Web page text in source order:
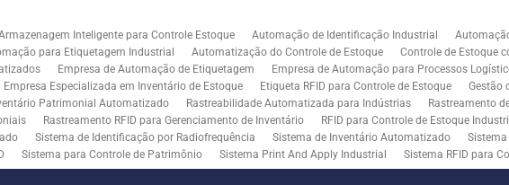
Inteligente para Controle Estoque Automação de Identificação Industrial
para Etiquetagem Industrial Automatização do Controle de Estoque
Controle de Estoque
Empresa de Automação de Etiquetagem Empresa de Automação para Processos
Empresa Especializada em Inventário de Estoque Etiqueta RFID para Controle de Estoque
Gestão
Patrimonial Automatizado Rastreabilidade Automatizada para Indústrias
Rastreamento
Rastreamento RFID para Gerenciamento de Inventário RFID para Controle de Estoque
Sistema de Identificação por Radiofrequência Sistema de Inventário Automatizado
Sistema
Sistema para Controle de Patrimônio Sistema Print And Apply Industrial Sistema RFID para
Solução RFID para Indústria Soluções de Impressão e Aplicação de Etiquetas
Soluções